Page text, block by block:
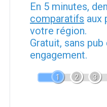
En 5 minutes,
comparatifs aux
votre région.
Gratuit, sans pub
engagement.
1 2 3